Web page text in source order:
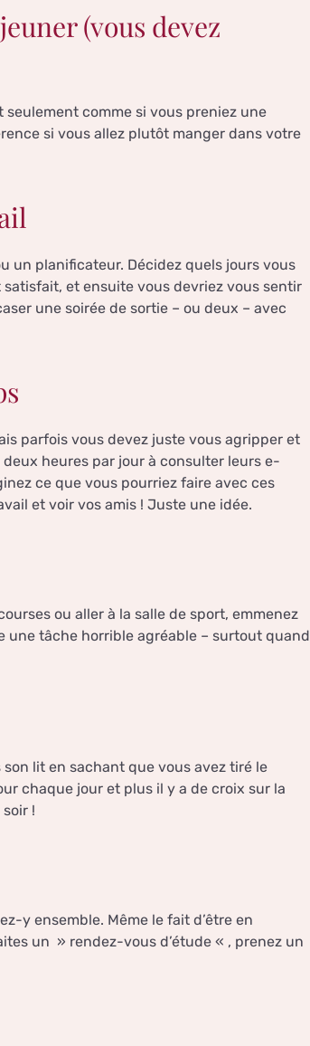
(vous devez
seulement comme si vous preniez une
si vous allez plutôt manger dans votre
un planificateur. Décidez quels jours vous
et ensuite vous devriez vous sentir
une soirée de sortie – ou deux – avec
parfois vous devez juste vous agripper et
heures par jour à consulter leurs e-
ce que vous pourriez faire avec ces
et voir vos amis ! Juste une idée.
ou aller à la salle de sport, emmenez
une tâche horrible agréable – surtout quand
lit en sachant que vous avez tiré le
chaque jour et plus il y a de croix sur la
!
y ensemble. Même le fait d’être en
un » rendez-vous d’étude « , prenez un